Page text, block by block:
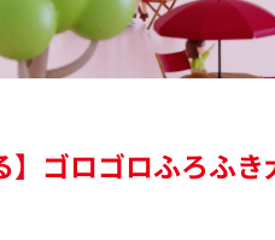
】ゴロゴロふろふ